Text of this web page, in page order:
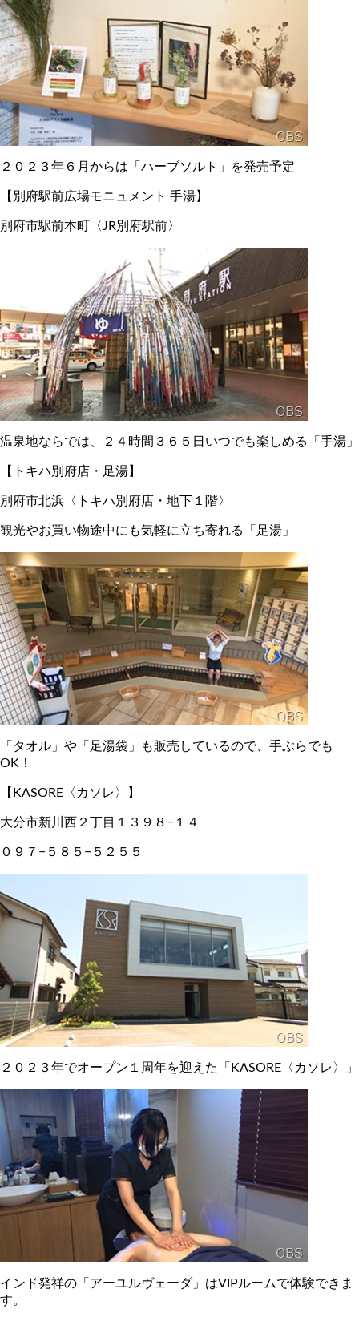
２０２３年６月からは「ハーブソルト」を発売予定
【別府駅前広場モニュメント 手湯】
別府市駅前本町〈JR別府駅前〉
温泉地ならでは、２４時間３６５日いつでも楽しめる「手湯」
【トキハ別府店・足湯】
別府市北浜〈トキハ別府店・地下１階〉
観光やお買い物途中にも気軽に立ち寄れる「足湯」
「タオル」や「足湯袋」も販売しているので、手ぶらでも
OK！
【KASORE〈カソレ〉】
大分市新川西２丁目１３９８−１４
０９７−５８５−５２５５
２０２３年でオープン１周年を迎えた「KASORE〈カソレ〉」
インド発祥の「アーユルヴェーダ」はVIPルームで体験できま
す。